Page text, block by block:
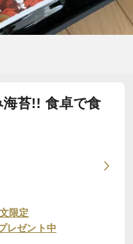
苔!! 食卓で食
限定
レゼント中